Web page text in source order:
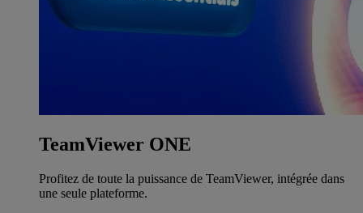
TeamViewer ONE
Profitez de toute la puissance de TeamViewer, intégrée dans
une seule plateforme.